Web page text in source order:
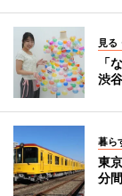
見る
「
渋
暮ら
東
分